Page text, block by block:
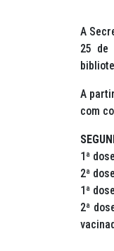
A
25 de
A
com
1ª
2ª
1ª
2ª